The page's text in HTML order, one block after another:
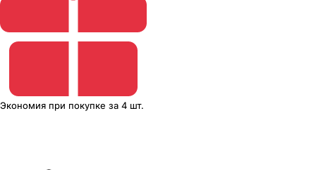
Экономия при покупке за 4 шт.